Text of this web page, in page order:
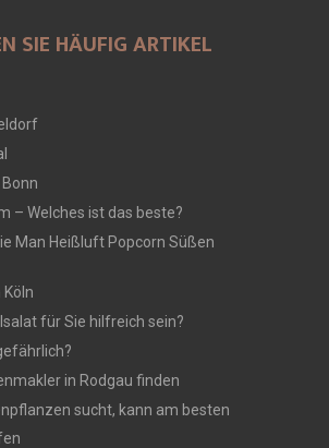
SIE HÄUFIG ARTIKEL
– Welches ist das beste?
Man Heißluft Popcorn Süßen
für Sie hilfreich sein?
in Rodgau finden
sucht, kann am besten